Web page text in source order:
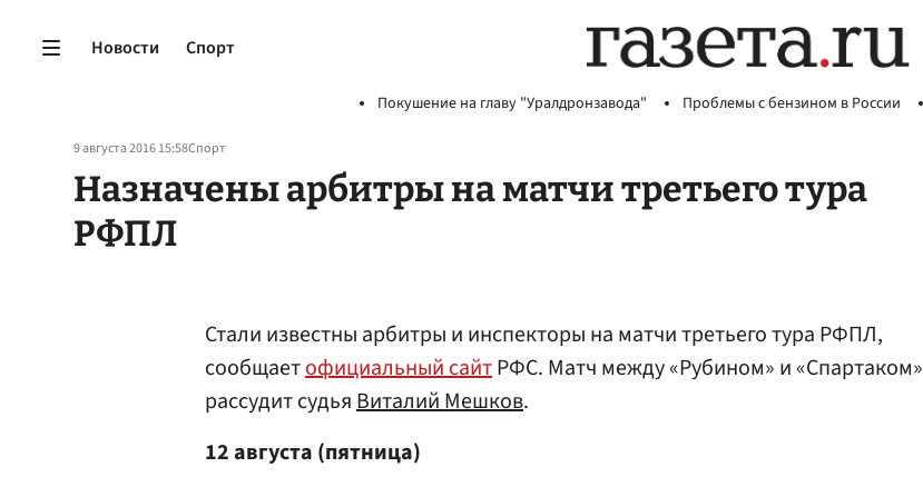
Новости Спорт
Покушение на главу "Уралдронзавода" Проблемы с бензином в России
9 августа 2016 15:58Спорт
Назначены арбитры на матчи третьего тура
РФПЛ
Стали известны арбитры и инспекторы на матчи третьего тура РФПЛ,
сообщаетофициальный сайтРФС. Матч между «Рубином» и «Спартаком»
рассудит судьяВиталий Мешков.
12 августа (пятница)